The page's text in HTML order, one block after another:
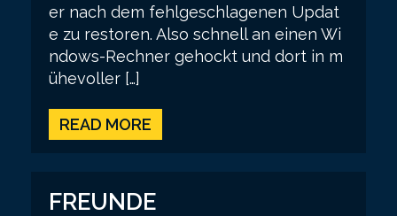
er nach dem fehlgeschlagenen Updat
e zu restoren. Also schnell an einen Wi
ndows-Rechner gehockt und dort in m
ühevoller […]
READ MORE
FREUNDE